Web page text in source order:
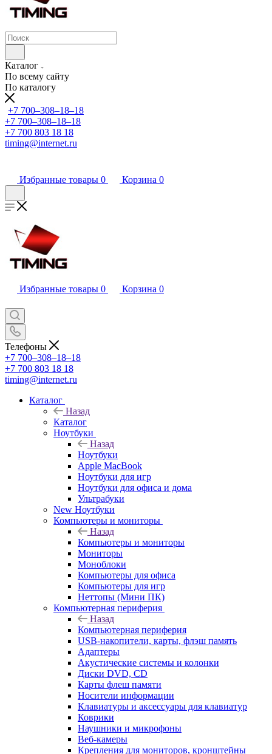
Каталог
По всему сайту
По каталогу
+7 700‒308‒18‒18
+7 700‒308‒18‒18
+7 700 803 18 18
timing@internet.ru
Избранные товары 0 Корзина 0
Избранные товары 0 Корзина 0
Телефоны
+7 700‒308‒18‒18
+7 700 803 18 18
timing@internet.ru
Каталог
Назад
Каталог
Ноутбуки
Назад
Ноутбуки
Apple MacBook
Ноутбуки для игр
Ноутбуки для офиса и дома
Ультрабуки
New Ноутбуки
Компьютеры и мониторы
Назад
Компьютеры и мониторы
Мониторы
Моноблоки
Компьютеры для офиса
Компьютеры для игр
Неттопы (Мини ПК)
Компьютерная периферия
Назад
Компьютерная периферия
USB-накопители, карты, флэш память
Адаптеры
Акустические системы и колонки
Диски DVD, CD
Карты флеш памяти
Носители информации
Клавиатуры и аксессуары для клавиатур
Коврики
Наушники и микрофоны
Веб-камеры
Крепления для мониторов, кронштейны